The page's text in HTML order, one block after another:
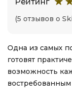
(5 отзывов о
Одна из самых
готовят
возможность